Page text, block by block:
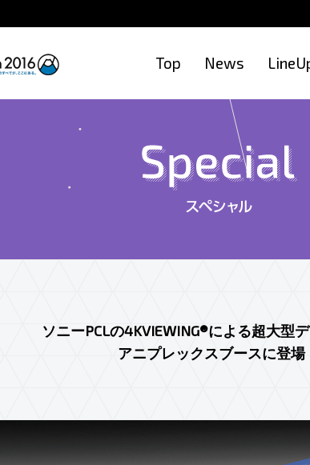
Top News
ソニーPCLの4KVIEWING®による超大型
アニプレックスブースに登場